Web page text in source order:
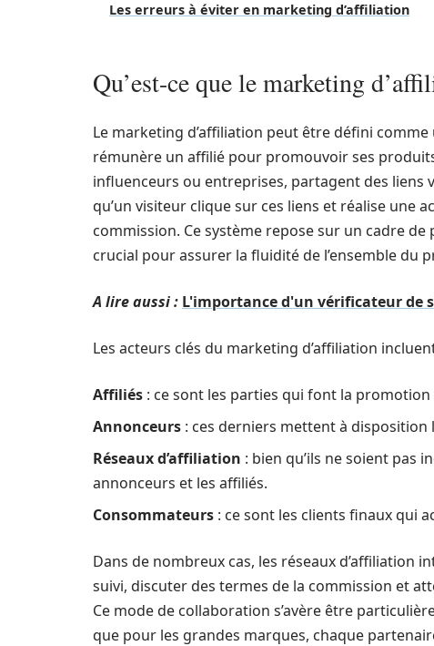
Les erreurs à éviter en marketing d’affiliation
Qu’est-ce que le marketing
Le marketing d’affiliation peut être défini
rémunère un affilié pour promouvoir ses
influenceurs ou entreprises, partagent des liens
qu’un visiteur clique sur ces liens et réalise une
commission. Ce système repose sur un cadre
crucial pour assurer la fluidité de l’ensemble du
A lire aussi : L'importance d'un vérificateur de
Les acteurs clés du marketing d’affiliation
Affiliés : ce sont les parties qui font la
Annonceurs : ces derniers mettent à
Réseaux d’affiliation : bien qu’ils ne soient pas
annonceurs et les affiliés.
Consommateurs : ce sont les clients finaux qui
Dans de nombreux cas, les réseaux d’affiliation
suivi, discuter des termes de la commission et
Ce mode de collaboration s’avère être
que pour les grandes marques, chaque